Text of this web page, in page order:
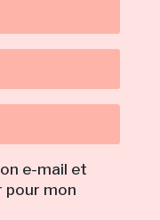
e-mail et
pour mon